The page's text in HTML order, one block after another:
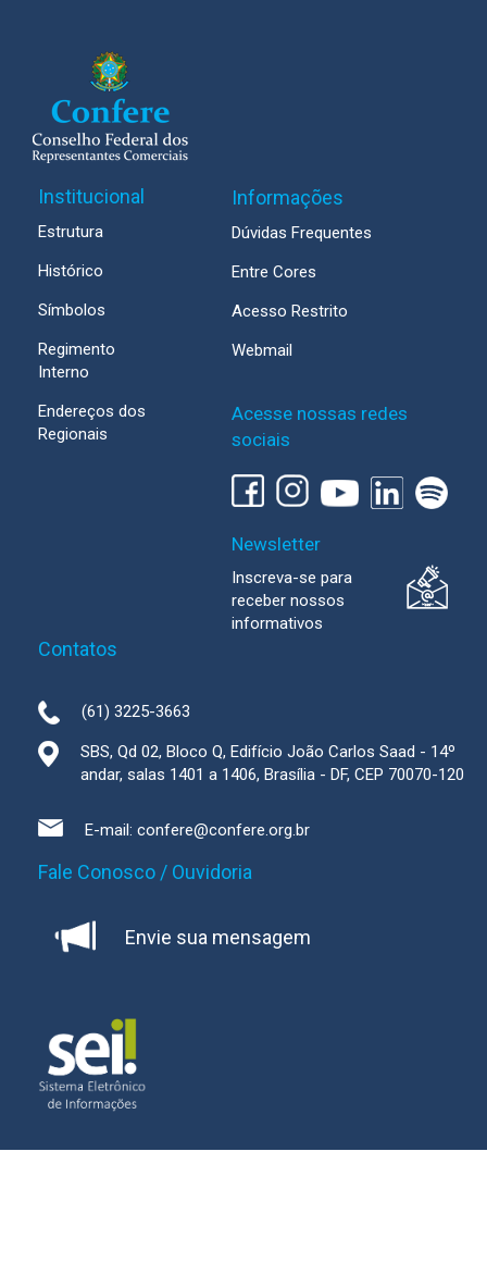
Institucional
Estrutura
Histórico
Símbolos
Regimento
Interno
Endereços dos
Regionais
Informações
Dúvidas Frequentes
Entre Cores
Acesso Restrito
Webmail
Acesse nossas redes
sociais
Newsletter
Inscreva-se para
receber nossos
informativos
Contatos
(61) 3225-3663
SBS, Qd 02, Bloco Q, Edifício João Carlos Saad - 14º
andar, salas 1401 a 1406, Brasília - DF, CEP 70070-120
E-mail: confere@confere.org.br
Fale Conosco / Ouvidoria
Envie sua mensagem